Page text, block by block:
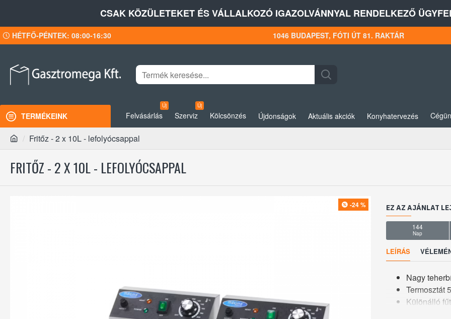
CSAK KÖZÜLETEKET ÉS VÁLLALKOZÓ IGAZOLVÁNNYAL RENDELKEZŐ
HÉTFŐ-PÉNTEK: 08:00-16:30 1046 BUDAPEST, FÓTI ÚT 81. RAKTÁR
TERMÉKEINK Felvásárlás
Új
Szerviz
Új
Kölcsönzés Újdonságok Aktuális akciók Konyhatervezés
Fritőz - 2 x 10L - lefolyócsappal
FRITŐZ - 2 X 10L - LEFOLYÓCSAPPAL
-24 %
LEÍRÁS
Nagy
Termosztát
Különálló
EZ AZ AJÁNLAT
144
Nap